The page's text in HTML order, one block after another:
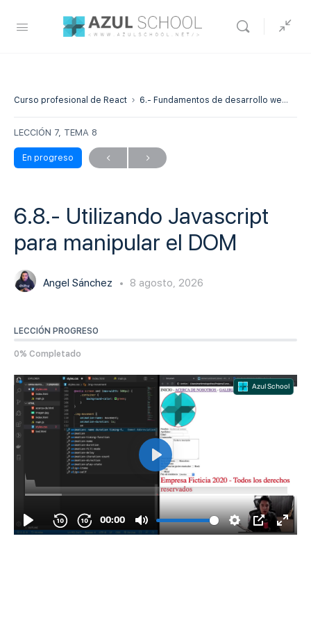
Curso profesional de React 6.- Fundamentos de desarrollo web – Javascript
LECCIÓN 7, TEMA 8
En progreso
6.8.- Utilizando Javascript
para manipular el DOM
Angel Sánchez 8 agosto, 2026
LECCIÓN PROGRESO
0% Completado